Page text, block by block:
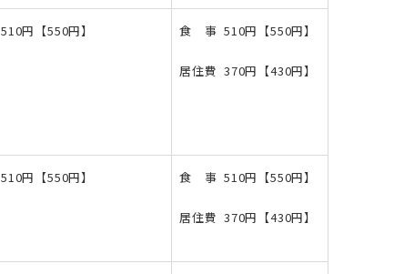
510円【550円】 食 事 510円【550円】
居住費 370円【430円】
510円【550円】 食 事 510円【550円】
居住費 370円【430円】